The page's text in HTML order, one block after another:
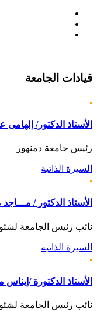
قيادات الجامعة
الأستاذ الدكتور/
رئيس جامعة دمنهور
السيرة الذاتية
الأستاذ الدكتور /
نائب رئيس الجامعة
السيرة الذاتية
الأستاذ الدكتورة /
نائب رئيس الجامعة